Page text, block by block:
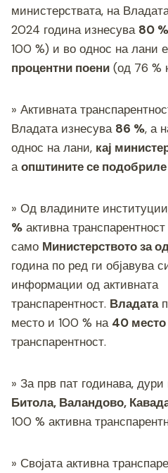
министерствата, на
2024 година изнесува 80 %
100 %) и во однос на лани е
процентни поени (од 76 %
» Активната
Владата изнесува 86 %, а
однос на лани, кај
аопштините се подобриле
» Од владините
% активна
само Министерството за
година по ред ги објавува
информации од активната
транспарентност. Владата
место и 100 % на 40 место
транспарентност.
» За прв пат годинава,
Битола, Валандово,
100 % активна
» Својата активна